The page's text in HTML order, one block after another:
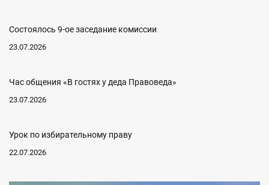
Состоялось 9-ое заседание комиссии
23.07.2026
Час общения «В гостях у деда Правоведа»
23.07.2026
Урок по избирательному праву
22.07.2026